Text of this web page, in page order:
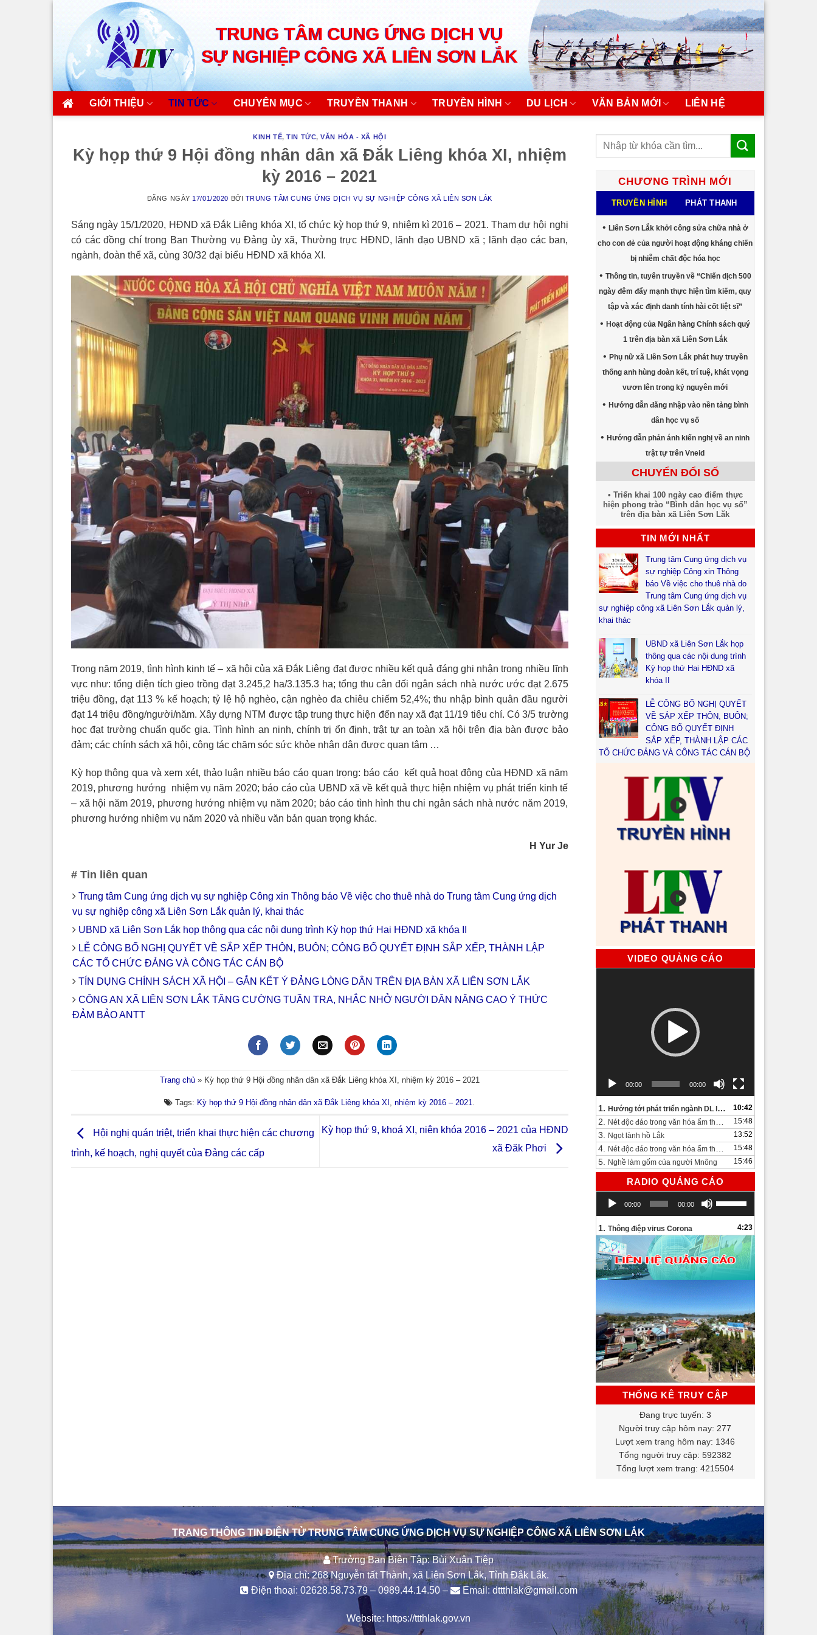
content
TRUNG TÂM CUNG ỨNG DỊCH VỤ
SỰ NGHIỆP CÔNG XÃ LIÊN SƠN LẮK
GIỚI THIỆU TIN TỨC CHUYÊN MỤC TRUYỀN THANH TRUYỀN HÌNH DU LỊCH VĂN BẢN MỚI LIÊN HỆ
KINH TẾ,TIN TỨC,VĂN HÓA - XÃ HỘI
Kỳ họp thứ 9 Hội đồng nhân dân xã Đắk Liêng khóa XI, nhiệm
kỳ 2016 – 2021
ĐĂNG NGÀY 17/01/2020 BỞI TRUNG TÂM CUNG ỨNG DỊCH VỤ SỰ NGHIỆP CÔNG XÃ LIÊN SƠN LẮK
Sáng ngày 15/1/2020, HĐND xã Đắk Liêng khóa XI, tổ chức kỳ họp thứ 9, nhiệm kì 2016 – 2021. Tham dự hội nghị
có các đồng chí trong Ban Thường vụ Đảng ủy xã, Thường trực HĐND, lãnh đạo UBND xã ; lãnh đạo các ban,
ngành, đoàn thể xã, cùng 30/32 đại biểu HĐND xã khóa XI.
Trong năm 2019, tình hình kinh tế – xã hội của xã Đắk Liêng đạt được nhiều kết quả đáng ghi nhận trong nhiều lĩnh
vực như: tổng diện tích gieo trồng đạt 3.245,2 ha/3.135.3 ha; tổng thu cân đối ngân sách nhà nước ước đạt 2.675
triệu đồng, đạt 113 % kế hoạch; tỷ lệ hộ nghèo, cận nghèo đa chiêu chiếm 52,4%; thu nhập bình quân đầu người
đạt 14 triệu đồng/người/năm. Xây dựng NTM được tập trung thực hiện đến nay xã đạt 11/19 tiêu chí. Có 3/5 trường
học đạt trường chuẩn quốc gia. Tình hình an ninh, chính trị ổn định, trật tự an toàn xã hội trên địa bàn được bảo
đảm; các chính sách xã hội, công tác chăm sóc sức khỏe nhân dân được quan tâm …
Kỳ họp thông qua và xem xét, thảo luận nhiều báo cáo quan trọng: báo cáo kết quả hoạt động của HĐND xã năm
2019, phương hướng nhiệm vụ năm 2020; báo cáo của UBND xã về kết quả thực hiện nhiệm vụ phát triển kinh tế
– xã hội năm 2019, phương hướng nhiệm vụ năm 2020; báo cáo tình hình thu chi ngân sách nhà nước năm 2019,
phương hướng nhiệm vụ năm 2020 và nhiều văn bản quan trọng khác.
H Yur Je
# Tin liên quan
Trung tâm Cung ứng dịch vụ sự nghiệp Công xin Thông báo Về việc cho thuê nhà do Trung tâm Cung ứng dịch
vụ sự nghiệp công xã Liên Sơn Lắk quản lý, khai thác
UBND xã Liên Sơn Lắk họp thông qua các nội dung trình Kỳ họp thứ Hai HĐND xã khóa II
LỄ CÔNG BỐ NGHỊ QUYẾT VỀ SẮP XẾP THÔN, BUÔN; CÔNG BỐ QUYẾT ĐỊNH SẮP XẾP, THÀNH LẬP
CÁC TỔ CHỨC ĐẢNG VÀ CÔNG TÁC CÁN BỘ
TÍN DỤNG CHÍNH SÁCH XÃ HỘI – GẮN KẾT Ý ĐẢNG LÒNG DÂN TRÊN ĐỊA BÀN XÃ LIÊN SƠN LẮK
CÔNG AN XÃ LIÊN SƠN LẮK TĂNG CƯỜNG TUẦN TRA, NHẮC NHỞ NGƯỜI DÂN NÂNG CAO Ý THỨC
ĐẢM BẢO ANTT
Trang chủ» Kỳ họp thứ 9 Hội đồng nhân dân xã Đắk Liêng khóa XI, nhiệm kỳ 2016 – 2021
Tags: Kỳ họp thứ 9 Hội đồng nhân dân xã Đắk Liêng khóa XI ,nhiệm kỳ 2016 – 2021.
Hội nghị quán triệt, triển khai thực hiện các chương
trình, kế hoạch, nghị quyết của Đảng các cấp
Kỳ họp thứ 9, khoá XI, niên khóa 2016 – 2021 của HĐND
xã Đăk Phơi
CHƯƠNG TRÌNH MỚI
TRUYỀN HÌNH PHÁT THANH
Liên Sơn Lắk khởi công sửa chữa nhà ở
cho con đẻ của người hoạt động kháng chiến
bị nhiễm chất độc hóa học
Thông tin, tuyên truyền về “Chiến dịch 500
ngày đêm đẩy mạnh thực hiện tìm kiếm, quy
tập và xác định danh tính hài cốt liệt sĩ”
Hoạt động của Ngân hàng Chính sách quý
1 trên địa bàn xã Liên Sơn Lắk
Phụ nữ xã Liên Sơn Lắk phát huy truyền
thống anh hùng đoàn kết, trí tuệ, khát vọng
vươn lên trong kỷ nguyên mới
Hướng dẫn đăng nhập vào nền tảng bình
dân học vụ số
Hướng dẫn phản ánh kiến nghị về an ninh
trật tự trên Vneid
CHUYỂN ĐỔI SỐ
Triển khai 100 ngày cao điểm thực
hiện phong trào “Bình dân học vụ số”
trên địa bàn xã Liên Sơn Lăk
TIN MỚI NHẤT
Trung tâm Cung ứng dịch vụ
sự nghiệp Công xin Thông
báo Về việc cho thuê nhà do
Trung tâm Cung ứng dịch vụ
sự nghiệp công xã Liên Sơn Lắk quản lý,
khai thác
UBND xã Liên Sơn Lắk họp
thông qua các nội dung trình
Kỳ họp thứ Hai HĐND xã
khóa II
LỄ CÔNG BỐ NGHỊ QUYẾT
VỀ SẮP XẾP THÔN, BUÔN;
CÔNG BỐ QUYẾT ĐỊNH
SẮP XẾP, THÀNH LẬP CÁC
TỔ CHỨC ĐẢNG VÀ CÔNG TÁC CÁN BỘ
VIDEO QUẢNG CÁO
00:00 00:00
1. Hướng tới phát triển ngành DL lâu dài và bền vững 10:42
2. Nét độc đáo trong văn hóa ẩm thực bên bờ hồ Lắk. 15:48
3. Ngọt lành hồ Lắk 13:52
4. Nét độc đáo trong văn hóa ẩm thực bên bờ hồ Lắk 15:48
5. Nghề làm gốm của người Mnông 15:46
RADIO QUẢNG CÁO
Trình
chơi
00:00 00:00
phím
mũi
tên
Lên/Xuống
tăng
hoặc
giảm
âm
lượng.
1. Thông điệp virus Corona 4:23
THỐNG KÊ TRUY CẬP
Đang trực tuyến: 3
Người truy cập hôm nay: 277
Lượt xem trang hôm nay: 1346
Tổng người truy cập: 592382
Tổng lượt xem trang: 4215504
TRANG THÔNG TIN ĐIỆN TỬ TRUNG TÂM CUNG ỨNG DỊCH VỤ SỰ NGHIỆP CÔNG XÃ LIÊN SƠN LẮK
Trưởng Ban Biên Tập: Bùi Xuân Tiệp
Địa chỉ: 268 Nguyễn tất Thành, xã Liên Sơn Lắk, Tỉnh Đắk Lắk.
Điện thoại: 02628.58.73.79– 0989.44.14.50– Email:dttthlak@gmail.com
Website: https://ttthlak.gov.vn